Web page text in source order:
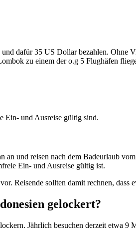
dafür 35 US Dollar bezahlen.
zu einem der o.g 5 Flughäfen
Ein- und Ausreise gültig sind.
und reisen nach dem Badeurlaub
Ein- und Ausreise gültig ist.
Reisende sollten damit rechnen,
gelockert?
Jährlich besuchen derzeit etwa